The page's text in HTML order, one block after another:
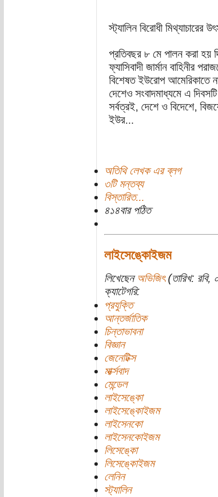
স্ট্যালিন বিরোধী মিথ্যাচারের
প্রতিবছর ৮ মে পালন করা হয়
ফ্যাসিবাদী জার্মান বাহিনীর
বিশেষত ইউরোপ আমেরিকাতে
দেশেও সংবাদমাধ্যমে এ
সর্বত্রই, দেশে ও বিদেশে,
ইউর...
অতিথি লেখক এর ব্লগ
৩টি মন্তব্য
বিস্তারিত...
৪১৪বার পঠিত
লাইসেঙ্কোইজম
লিখেছেন অভিজিৎ(তারিখ: রবি,
ক্যাটেগরি:
প্রযুক্তি
আন্তর্জাতিক
চিন্তাভাবনা
বিজ্ঞান
জেনেটিক্স
মার্ক্সবাদ
মেন্ডেল
লাইসেঙ্কো
লাইসেঙ্কোইজম
লাইসেনকো
লাইসেনকোইজম
লিসেঙ্কো
লিসেঙ্কোইজম
লেনিন
স্ট্যালিন